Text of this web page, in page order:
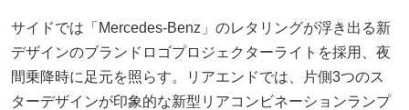
サイドでは「Mercedes-Benz」のレタリングが浮き出る新
デザインのブランドロゴプロジェクターライトを採用、夜
間乗降時に足元を照らす。リアエンドでは、片側3つのス
ターデザインが印象的な新型リアコンビネーションランプ